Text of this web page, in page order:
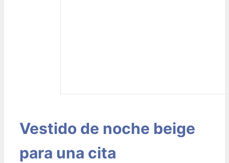
Vestido de noche beige
para una cita